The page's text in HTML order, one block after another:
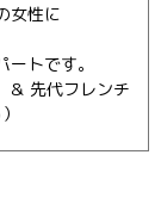
女性に
トです。
＆ 先代フレンチ